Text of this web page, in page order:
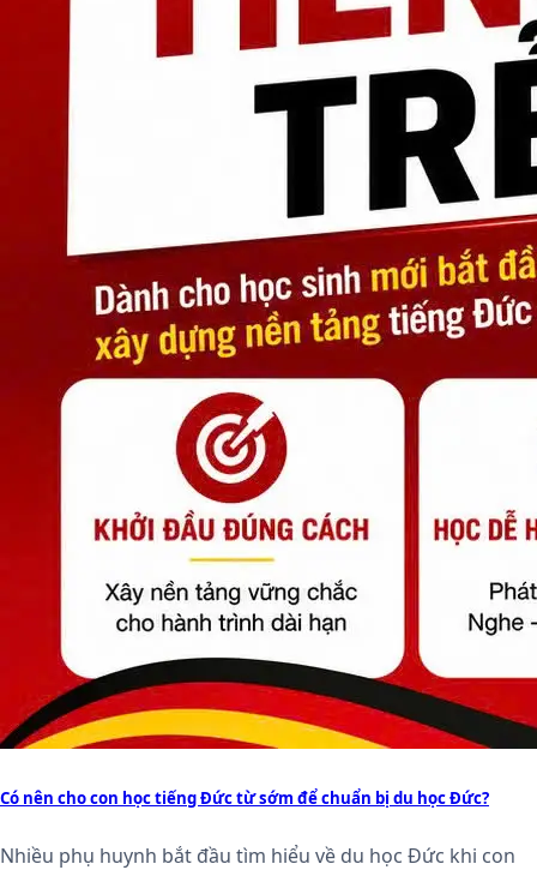
Có nên cho con học tiếng Đức từ sớm để chuẩn bị du học Đức?
Nhiều phụ huynh bắt đầu tìm hiểu về du học Đức khi con